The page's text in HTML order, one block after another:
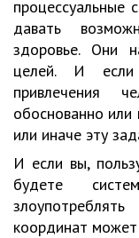
процессуальные
давать
здоровье. Они
целей. И если
привлечения
обоснованно
или иначе эту
И если вы,
будете
координат